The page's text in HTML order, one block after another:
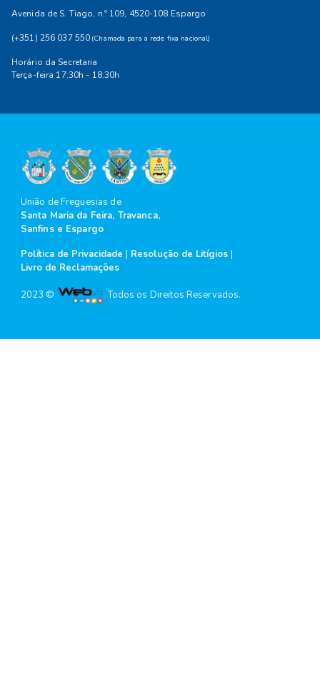
União de Freguesias de
Santa Maria da Feira, Travanca,
Sanfins e Espargo
Política de Privacidade | Resolução de Litígios |
Livro de Reclamações
2023 © Todos os Direitos Reservados.
Avenida de S. Tiago, n.º 109, 4520-108 Espargo
(+351) 256 037 550 (Chamada para a rede fixa nacional)
Horário da Secretaria
Terça-feira 17:30h - 18:30h